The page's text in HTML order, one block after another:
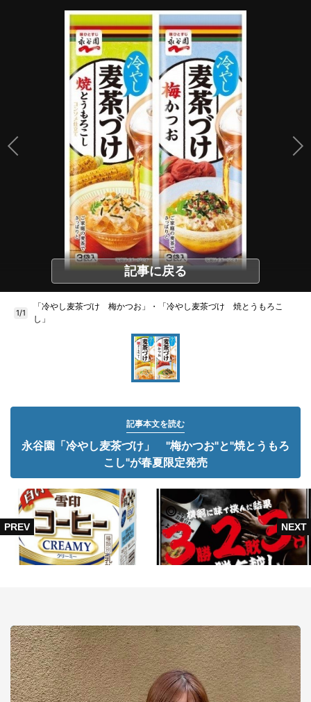
記事に戻る
1/1
「冷やし麦茶づけ 梅かつお」・「冷やし麦茶づけ 焼とうもろこ
し」
記事本文を読む
永谷園「冷やし麦茶づけ」 "梅かつお"と"焼とうもろ
こし"が春夏限定発売